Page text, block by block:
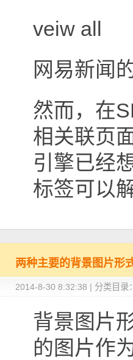
veiw all
网易新闻
然而，在
相关联页
引擎已经
标签可以
两种主要的背景图片形
2014-8-30 8:32:38 | 分类目录：
背景图片
的图片作